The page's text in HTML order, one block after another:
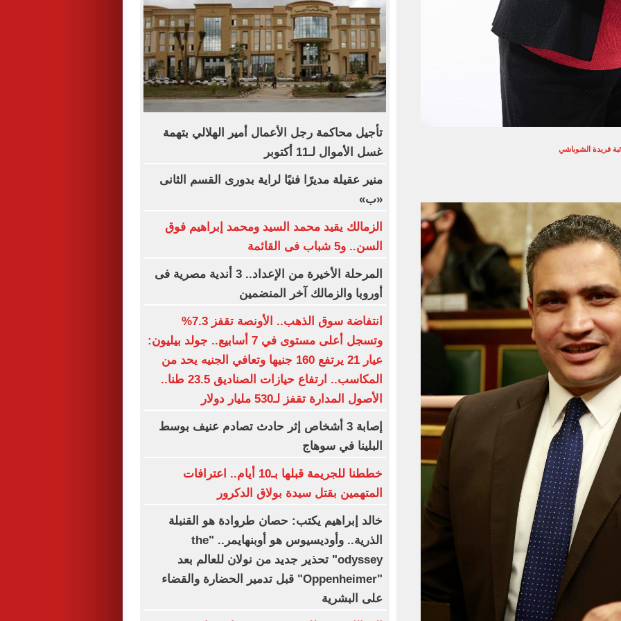
فريدة الشوباشي
تأجيل محاكمة رجل الأعمال أمير الهلالي بتهمة
غسل الأموال لـ11 أكتوبر
منير عقيلة مديرًا فنيًا لراية بدورى القسم الثانى
«ب»
الزمالك يقيد محمد السيد ومحمد إبراهيم فوق
السن.. و5 شباب فى القائمة
المرحلة الأخيرة من الإعداد.. 3 أندية مصرية فى
أوروبا والزمالك آخر المنضمين
انتفاضة سوق الذهب.. الأونصة تقفز 7.3%
وتسجل أعلى مستوى في 7 أسابيع.. جولد بيليون:
عيار 21 يرتفع 160 جنيها وتعافي الجنيه يحد من
المكاسب.. ارتفاع حيازات الصناديق 23.5 طنا..
الأصول المدارة تقفز لـ530 مليار دولار
إصابة 3 أشخاص إثر حادث تصادم عنيف بوسط
البلينا في سوهاج
خططنا للجريمة قبلها بـ10 أيام.. اعترافات
المتهمين بقتل سيدة بولاق الدكرور
خالد إبراهيم يكتب: حصان طروادة هو القنبلة
الذرية.. وأوديسيوس هو أوبنهايمر.. "the
odyssey" تحذير جديد من نولان للعالم بعد
"Oppenheimer" قبل تدمير الحضارة والقضاء
على البشرية